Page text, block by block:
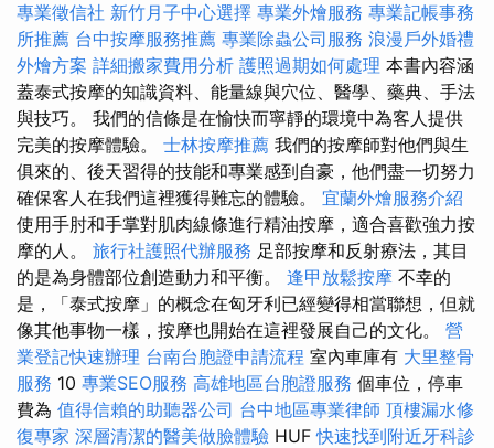
專業徵信社 新竹月子中心選擇 專業外燴服務 專業記帳事務
所推薦 台中按摩服務推薦 專業除蟲公司服務 浪漫戶外婚禮
外燴方案 詳細搬家費用分析 護照過期如何處理 本書內容涵
蓋泰式按摩的知識資料、能量線與穴位、醫學、藥典、手法
與技巧。 我們的信條是在愉快而寧靜的環境中為客人提供
完美的按摩體驗。 士林按摩推薦 我們的按摩師對他們與生
俱來的、後天習得的技能和專業感到自豪，他們盡一切努力
確保客人在我們這裡獲得難忘的體驗。 宜蘭外燴服務介紹
使用手肘和手掌對肌肉線條進行精油按摩，適合喜歡強力按
摩的人。 旅行社護照代辦服務 足部按摩和反射療法，其目
的是為身體部位創造動力和平衡。 逢甲放鬆按摩 不幸的
是，「泰式按摩」的概念在匈牙利已經變得相當聯想，但就
像其他事物一樣，按摩也開始在這裡發展自己的文化。 營
業登記快速辦理 台南台胞證申請流程 室內車庫有 大里整骨
服務 10 專業SEO服務 高雄地區台胞證服務 個車位，停車
費為 值得信賴的助聽器公司 台中地區專業律師 頂樓漏水修
復專家 深層清潔的醫美做臉體驗 HUF快速找到附近牙科診